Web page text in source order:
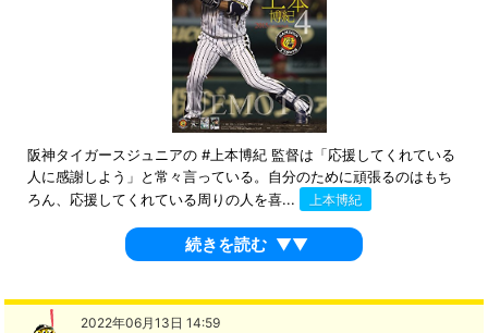
阪神タイガースジュニアの #上本博紀 監督は「応援してくれている
人に感謝しよう」と常々言っている。自分のために頑張るのはもち
ろん、応援してくれている周りの人を喜...
上本博紀
続きを読む ▼▼
2022年06月13日 14:59